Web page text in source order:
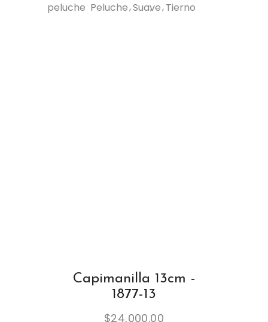
peluche Peluche Suave Tierno
Capimanilla 13cm -
1877-13
$24,000.00